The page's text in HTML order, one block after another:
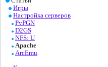
Игры
Настройка серверов
PvPGN
D2GS
NFS: U
Apache
ArcEmu